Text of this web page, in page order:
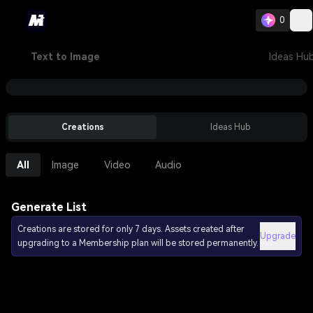
0
Text to Image Ideas
Creations Ideas Hub
All Image Video Audio
Generate List
Creations are stored for only 7 days. Assets created after
upgrading to a Membership plan will be stored permanently.
Upgrade